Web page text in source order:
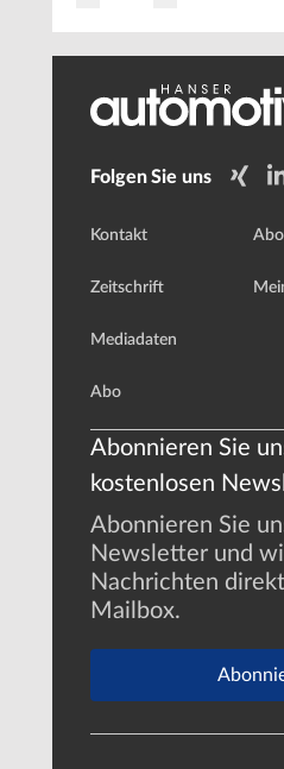
Folgen Sie uns
Kontakt
Zeitschrift
Mediadaten
Abo
Abonnieren Sie
kostenlosen
Abonnieren Sie
Newsletter und
Nachrichten
Mailbox.